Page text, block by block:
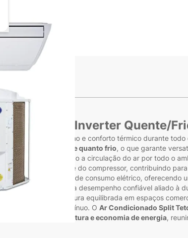
BTUs Inverter Quente/
com alto desempenho e conforto térmico durante
na função
quente quanto frio, o que garante
eficiente, favorecendo a circulação do ar por todo o
a velocidade do compressor, contribuindo para
ajuda a reduzir picos de consumo elétrico,
climatização, entrega desempenho confiável aliado à
manter a temperatura equilibrada em espaços
conforto térmico contínuo. O Ar Condicionado Split
preciso de temperatura e economia de energia,